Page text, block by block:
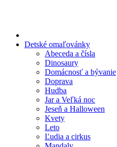
Detské omaľovánky
Abeceda a čísla
Dinosaury
Domácnosť a bývanie
Doprava
Hudba
Jar a Veľká noc
Jeseň a Halloween
Kvety
Leto
Ľudia a cirkus